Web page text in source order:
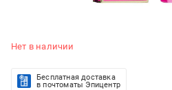
Нет в наличии
Бесплатная доставка
в почтоматы Эпицентр